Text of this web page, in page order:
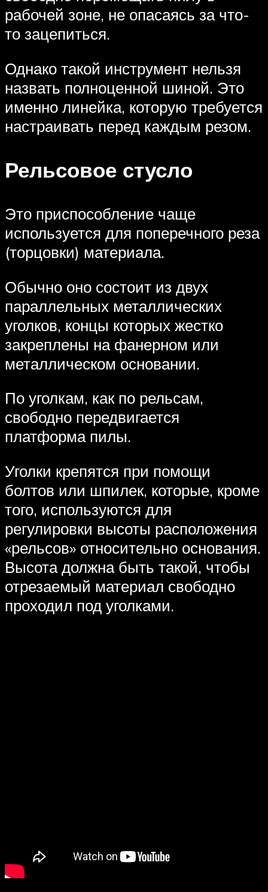
рабочей зоне, не опасаясь за что-
то зацепиться.
Однако такой инструмент нельзя
назвать полноценной шиной. Это
именно линейка, которую требуется
настраивать перед каждым резом.
Рельсовое стусло
Это приспособление чаще
используется для поперечного реза
(торцовки) материала.
Обычно оно состоит из двух
параллельных металлических
уголков, концы которых жестко
закреплены на фанерном или
металлическом основании.
По уголкам, как по рельсам,
свободно передвигается
платформа пилы.
Уголки крепятся при помощи
болтов или шпилек, которые, кроме
того, используются для
регулировки высоты расположения
«рельсов» относительно основания.
Высота должна быть такой, чтобы
отрезаемый материал свободно
проходил под уголками.